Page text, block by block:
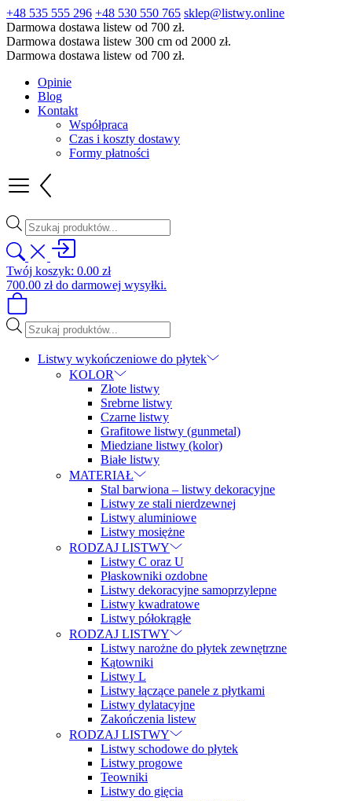
+48 535 555 296 +48 530 550 765 sklep@listwy.online
Darmowa dostawa listew od 700 zł.
Darmowa dostawa listew 300 cm od 2000 zł.
Darmowa dostawa listew od 700 zł.
Opinie
Blog
Kontakt
Współpraca
Czas i koszty dostawy
Formy płatności
Wyszukiwarka
produktów
Twój koszyk: 0.00 zł
700.00 złdo darmowej wysyłki.
Wyszukiwarka
produktów
Listwy wykończeniowe do płytek
KOLOR
Złote listwy
Srebrne listwy
Czarne listwy
Grafitowe listwy (gunmetal)
Miedziane listwy (kolor)
Białe listwy
MATERIAŁ
Stal barwiona – listwy dekoracyjne
Listwy ze stali nierdzewnej
Listwy aluminiowe
Listwy mosiężne
RODZAJ LISTWY
Listwy C oraz U
Płaskowniki ozdobne
Listwy dekoracyjne samoprzylepne
Listwy kwadratowe
Listwy półokrągłe
RODZAJ LISTWY
Listwy narożne do płytek zewnętrzne
Kątowniki
Listwy L
Listwy łączące panele z płytkami
Listwy dylatacyjne
Zakończenia listew
RODZAJ LISTWY
Listwy schodowe do płytek
Listwy progowe
Teowniki
Listwy do gięcia